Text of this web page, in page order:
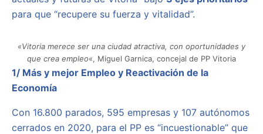
para que “recupere su fuerza y vitalidad”.
«Vitoria merece ser una ciudad atractiva, con oportunidades y
que crea empleo«, Miguel Garnica, concejal de PP Vitoria
1/ Más y mejor Empleo y Reactivación de la
Economía
Con 16.800 parados, 595 empresas y 107 autónomos
cerrados en 2020, para el PP es “incuestionable” que